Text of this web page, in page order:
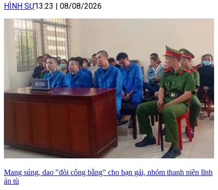
HÌNH SỰ13:23 08/08/2026
Mang súng, dao "đòi công bằng" cho bạn gái, nhóm thanh niên lĩnh
án tù